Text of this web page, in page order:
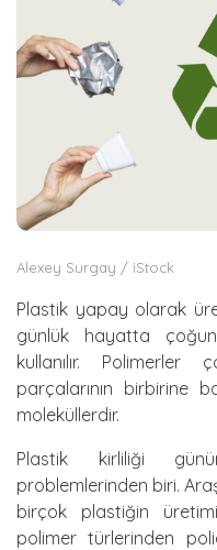
Alexey Surgay / iStock
Plastik yapay olarak
günlük hayatta
kullanılır.
parçalarının birbirine
moleküllerdir.
Plastik kirliliği
problemlerinden biri.
birçok plastiğin
polimer türlerinden